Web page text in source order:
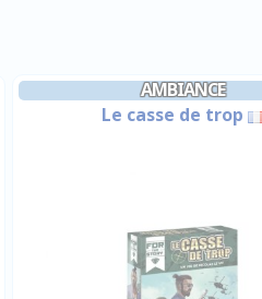
AMBIANCE
Le casse de trop